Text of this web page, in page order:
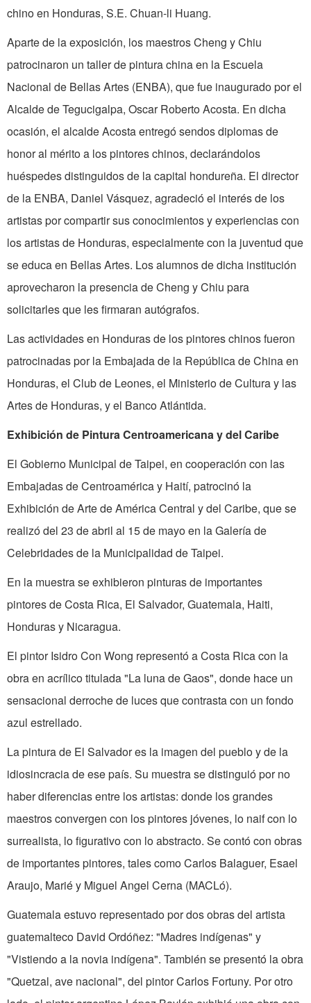
chino en Honduras, S.E. Chuan-li Huang.
Aparte de la exposición, los maestros Cheng y Chiu
patrocinaron un taller de pintura china en la Escuela
Nacional de Bellas Artes (ENBA), que fue inaugurado por el
Alcalde de Tegucigalpa, Oscar Roberto Acosta. En dicha
ocasión, el alcalde Acosta entregó sendos diplomas de
honor al mérito a los pintores chinos, decla­rándolos
huéspedes distinguidos de la capital hondureña. El director
de la ENBA, Daniel Vásquez, agradeció el interés de los
artistas por compartir sus conocimientos y experiencias con
los artistas de Honduras, especialmente con la juventud que
se educa en Bellas Artes. Los alumnos de dicha ins­titución
aprovecharon la presencia de Cheng y Chiu para
solicitarles que les firmaran autógrafos.
Las actividades en Honduras de los pintores chinos fueron
patrocinadas por la Embajada de la República de China en
Honduras, el Club de Leones, el Ministerio de Cultura y las
Artes de Honduras, y el Banco Atlántida.
Exhibición de Pintura Centroamericana y del Caribe
El Gobierno Municipal de Taipei, en cooperación con las
Embajadas de Centroamérica y Haití, patrocinó la
Exhibición de Arte de América Central y del Caribe, que se
realizó del 23 de abril al 15 de mayo en la Galería de
Celebridades de la Municipalidad de Taipei.
En la muestra se exhibieron pinturas de importantes
pintores de Costa Rica, El Salvador, Guatemala, Haiti,
Honduras y Nicaragua.
El pintor Isidro Con Wong repre­sentó a Costa Rica con la
obra en acrílico titulada "La luna de Gaos", donde hace un
sensacional derroche de luces que contrasta con un fondo
azul estrellado.
La pintura de El Salvador es la imagen del pueblo y de la
idiosincracia de ese país. Su muestra se distinguió por no
haber di­ferencias entre los artistas: donde los gran­des
maestros convergen con los pintores jóvenes, lo naif con lo
surrealista, lo figurativo con lo abstracto. Se contó con obras
de importantes pintores, tales como Carlos Balaguer, Esael
Araujo, Marié y Miguel Angel Cerna (MACLó).
Guatemala estuvo representado por dos obras del artista
guatemalteco David Ordóñez: "Madres indígenas" y
"Vistiendo a la novia indígena". También se presentó la obra
"Quetzal, ave nacional", del pintor Carlos Fortuny. Por otro